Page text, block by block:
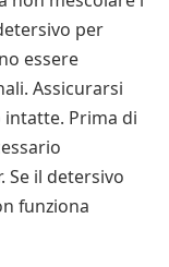
per
essere
Assicurarsi
Prima di
Se il detersivo
funziona